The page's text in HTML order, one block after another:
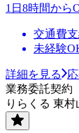
1日8時間から
交通費
未経験
詳細を見る
業務委託契約
りらくる 東村